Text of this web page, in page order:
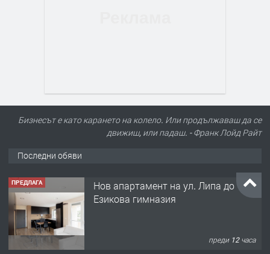
Бизнесът е като карането на колело. Или продължаваш да се
движиш, или падаш. - Франк Лойд Райт
Последни обяви
ПРЕДЛАГА
Нов апартамент на ул. Липа до
Езикова гимназия
преди 12 часа